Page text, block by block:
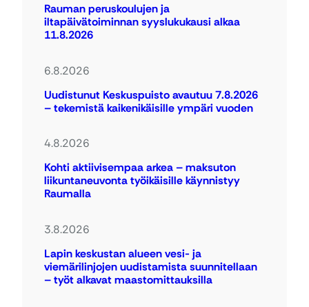
Rauman peruskoulujen ja
iltapäivätoiminnan syyslukukausi alkaa
11.8.2026
6.8.2026
Uudistunut Keskuspuisto avautuu 7.8.2026
– tekemistä kaikenikäisille ympäri vuoden
4.8.2026
Kohti aktiivisempaa arkea – maksuton
liikuntaneuvonta työikäisille käynnistyy
Raumalla
3.8.2026
Lapin keskustan alueen vesi- ja
viemärilinjojen uudistamista suunnitellaan
– työt alkavat maastomittauksilla